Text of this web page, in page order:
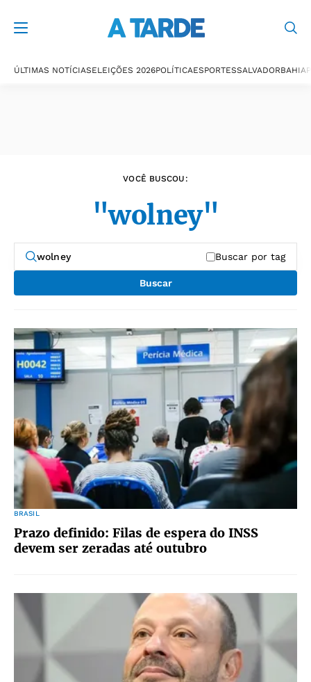
ÚLTIMAS NOTÍCIASELEIÇÕES 2026POLÍTICAESPORTESSALVADORBAHIA
VOCÊ BUSCOU:
"wolney"
Buscar por tag
Buscar
BRASIL
Prazo definido: Filas de espera do INSS
devem ser zeradas até outubro